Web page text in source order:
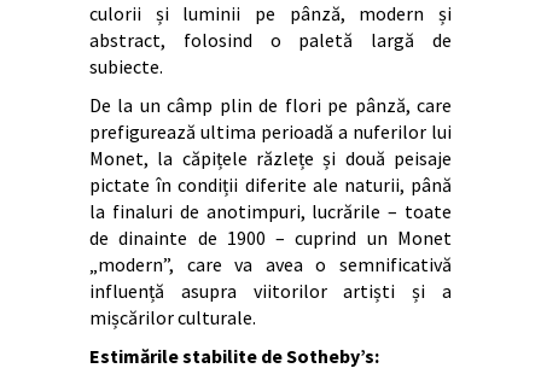
culorii și luminii pe pânză, modern și
abstract, folosind o paletă largă de
subiecte.
De la un câmp plin de flori pe pânză, care
prefigurează ultima perioadă a nuferilor lui
Monet, la căpițele răzlețe și două peisaje
pictate în condiții diferite ale naturii, până
la finaluri de anotimpuri, lucrările – toate
de dinainte de 1900 – cuprind un Monet
„modern”, care va avea o semnificativă
influență asupra viitorilor artiști și a
mișcărilor culturale.
Estimările stabilite de Sotheby’s: